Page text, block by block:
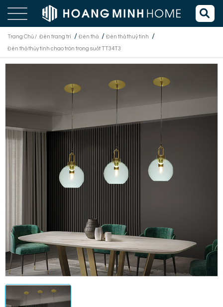
Trang Chủ / Đèn trang trí / Đèn thả / Đèn thả thuỷ tinh /
Đèn thả thủy tinh chao tròn trong suốt TT34T3